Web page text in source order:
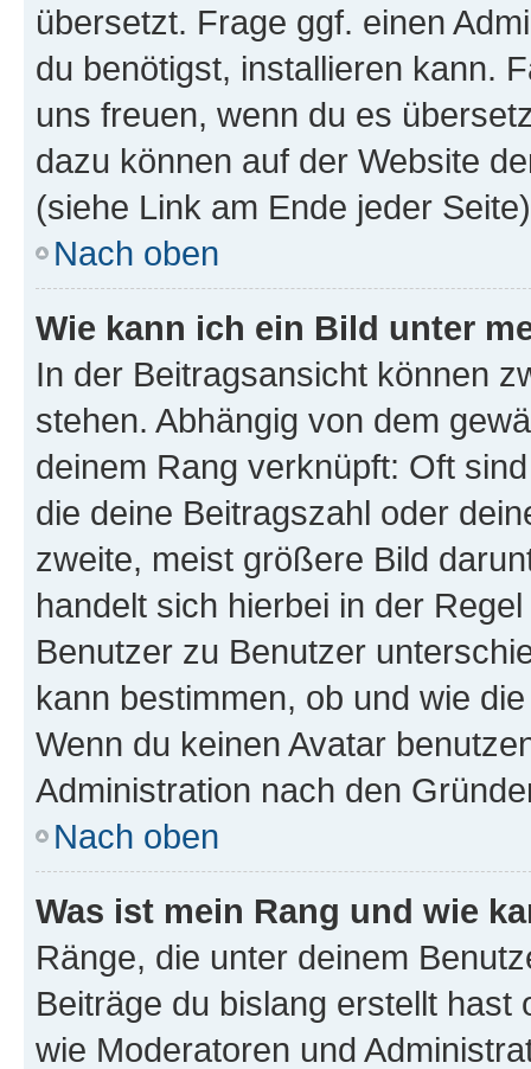
übersetzt. Frage ggf. einen
du benötigst, installieren kann.
uns freuen, wenn du es
dazu können auf der Website
(siehe Link am Ende jeder
Nach oben
Wie kann ich ein Bild unter
In der Beitragsansicht können
stehen. Abhängig von dem
deinem Rang verknüpft: Oft
die deine Beitragszahl oder
zweite, meist größere Bild
handelt sich hierbei in der
Benutzer zu Benutzer
kann bestimmen, ob und wie
Wenn du keinen Avatar
Administration nach den
Nach oben
Was ist mein Rang und wie
Ränge, die unter deinem
Beiträge du bislang erstellt
wie Moderatoren und